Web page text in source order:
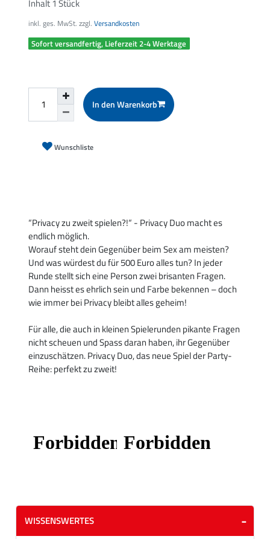
Inhalt1Stück
inkl. ges. MwSt. zzgl.Versandkosten
Sofort versandfertig, Lieferzeit 2-4 Werktage
In den Warenkorb
Wunschliste
“Privacy zu zweit spielen?!“ - Privacy Duo macht es
endlich möglich.
Worauf steht dein Gegenüber beim Sex am meisten?
Und was würdest du für 500 Euro alles tun? In jeder
Runde stellt sich eine Person zwei brisanten Fragen.
Dann heisst es ehrlich sein und Farbe bekennen – doch
wie immer bei Privacy bleibt alles geheim!
Für alle, die auch in kleinen Spielerunden pikante Fragen
nicht scheuen und Spass daran haben, ihr Gegenüber
einzuschätzen. Privacy Duo, das neue Spiel der Party-
Reihe: perfekt zu zweit!
WISSENSWERTES